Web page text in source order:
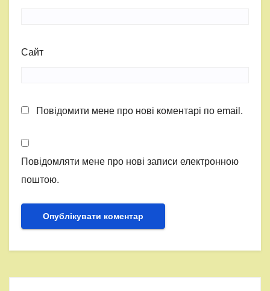
Сайт
Повідомити мене про нові коментарі по email.
Повідомляти мене про нові записи електронною
поштою.